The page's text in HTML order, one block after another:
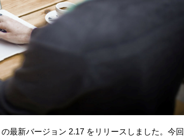
の最新バージョン 2.17 をリリースしました。今回